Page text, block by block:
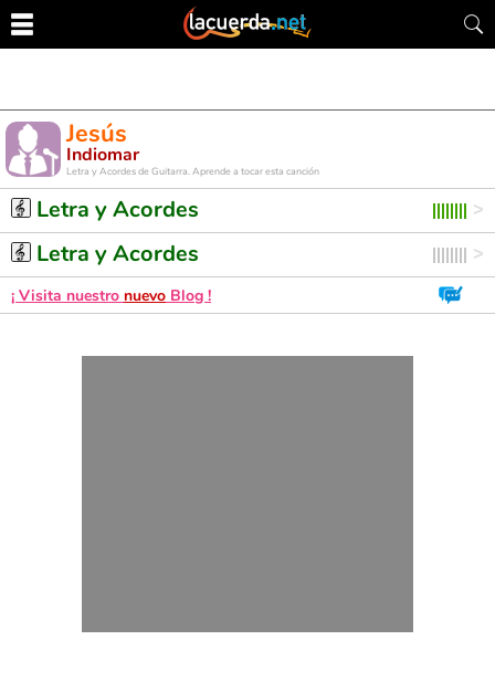
Jesús
Indiomar
Letra y Acordes de Guitarra. Aprende a tocar esta canción
Letra y Acordes
Letra y Acordes
¡ Visita nuestro nuevo Blog !